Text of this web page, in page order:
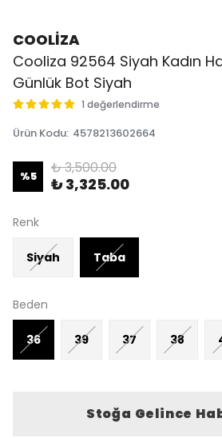
COOLİZA
Cooliza 92564 Siyah Kadın
Günlük Bot Siyah
1 değerlendirme
Ürün Kodu: 4578213602664
%5 ₺ 3,500.00
₺ 3,325.00
Renk
Siyah Taba
Beden
36 39 37 38
Stoğa Gelince